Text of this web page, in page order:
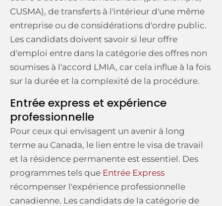
CUSMA), de transferts à l'intérieur d'une même
entreprise ou de considérations d'ordre public.
Les candidats doivent savoir si leur offre
d'emploi entre dans la catégorie des offres non
soumises à l'accord LMIA, car cela influe à la fois
sur la durée et la complexité de la procédure.
Entrée express et expérience
professionnelle
Pour ceux qui envisagent un avenir à long
terme au Canada, le lien entre le visa de travail
et la résidence permanente est essentiel. Des
programmes tels que Entrée Express
récompenser l'expérience professionnelle
canadienne. Les candidats de la catégorie de